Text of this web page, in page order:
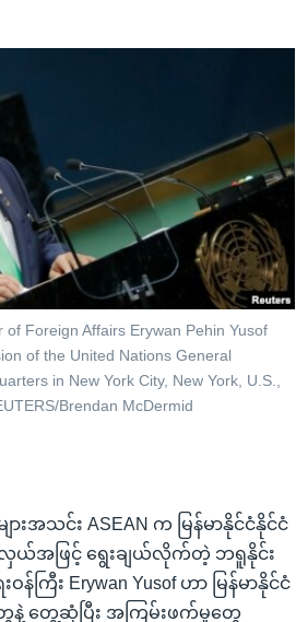
အလက်များ
of Foreign Affairs Erywan Pehin Yusof
of the United Nations General
in New York City, New York, U.S.,
Brendan McDermid
းအသင်း ASEAN က မြန်မာနိုင်ငံနိုင်ငံ
ယ်အဖြင့် ရွေးချယ်လိုက်တဲ့ ဘရူနိုင်း
န်ကြီး Erywan Yusof ဟာ မြန်မာနိုင်ငံ
နဲ့ တွေ့ဆုံပြီး အကြမ်းဖက်မှုတွေ